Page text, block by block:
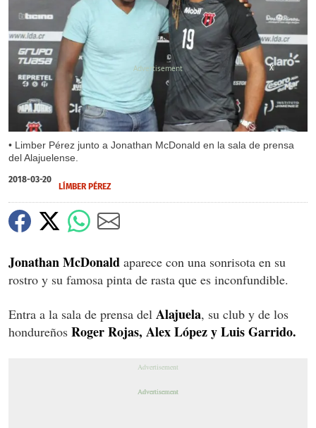
• Limber Pérez junto a Jonathan McDonald en la sala de prensa
del Alajuelense.
X
X
X
X
X
2018-03-20
LÍMBER PÉREZ
Jonathan McDonald aparece con una sonrisota en su
rostro y su famosa pinta de rasta que es inconfundible.
Entra a la sala de prensa del Alajuela, su club y de los
hondureños Roger Rojas, Alex López y Luis Garrido.